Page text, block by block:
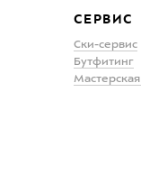
СЕРВИС
Ски-сервис
Бутфитинг